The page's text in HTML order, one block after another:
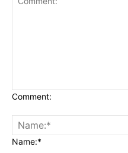
Comment:
Name:*